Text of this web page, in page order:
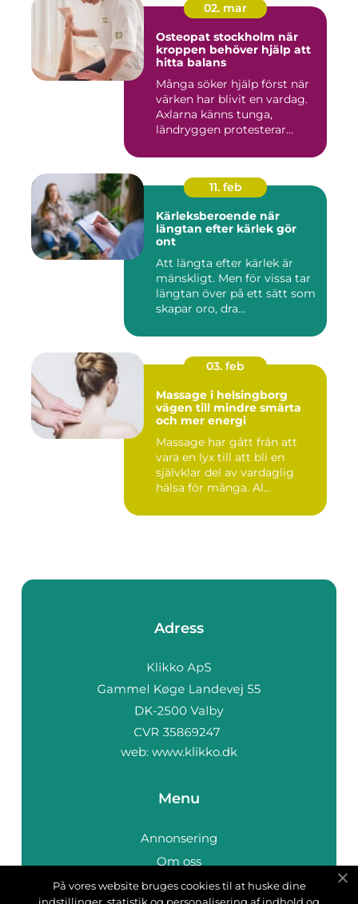
02. mar
Osteopat stockholm när
kroppen behöver hjälp att
hitta balans
Många söker hjälp först när
värken har blivit en vardag.
Axlarna känns tunga,
ländryggen protesterar...
11. feb
Kärleksberoende när
längtan efter kärlek gör
ont
Att längta efter kärlek är
mänskligt. Men för vissa tar
längtan över på ett sätt som
skapar oro, dra...
03. feb
Massage i helsingborg
vägen till mindre smärta
och mer energi
Massage har gått från att
vara en lyx till att bli en
självklar del av vardaglig
hälsa för många. Al...
Adress
web: www.klikko.dk
Menu
Annonsering
Om oss
Cookies
På vores website bruges cookies til at huske dine